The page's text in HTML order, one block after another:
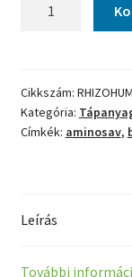
Huminsav
AKCIÓ
mennyiség
Cikkszám:
Kategória:
Címkék: aminosav,
Leírás
További